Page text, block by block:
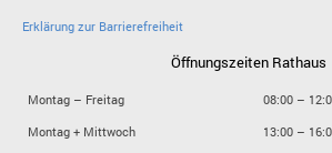
Erklärung zur Barrierefreiheit
Öffnungszeiten Rathaus
Montag – Freitag
08:00 –
Montag + Mittwoch
13:00 –